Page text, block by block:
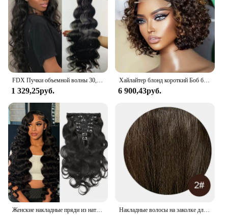
FDX Пучки объемной волны 30, 32, 34, 36, 38, 40 дюймов Пучки 100% человеческих волос Высококачественные бразильские пучки волос Remy Hair
1 329,25руб.
Хайлайтер блонд короткий Боб безклеевой парик человеческие волосы готов к работе цветной вьющийся Боб 13x4 прозрачный кружевной фронтальный парик для женщин
6 900,43руб.
Женские накладные пряди из натуральных человеческих волос, 8 шт., 120 г Накладные волосы на заколке для наращивания тела, человеческие волосы на заколке, цельные бразильские волосы без повреждений, женские натуральные бесшовные накладные волосы на заколке, 613